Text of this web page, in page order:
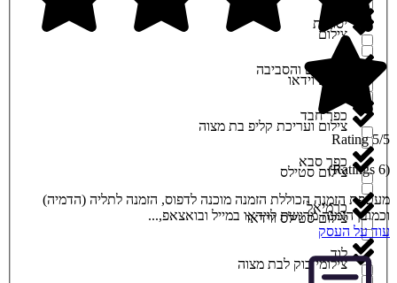
צילום
צילום וידאו
צילום ועריכת קליפ בת מצוה
צילום סטילס
צילום סטילס ווידאו
צילומי בוק לבת מצוה
יסודות
ירושלים והסביבה
כפר חבד
כפר סבא
כרמיאל
לוד
5/5 Rating
(6 Ratings)
מעטפת הזמנה הכוללת הזמנה מוכנה לדפוס, הזמנה לתליה (הדמיה)
וכמובן הזמנה מרגשת לוידאו במייל ובואצאפ,...
עוד על העסק